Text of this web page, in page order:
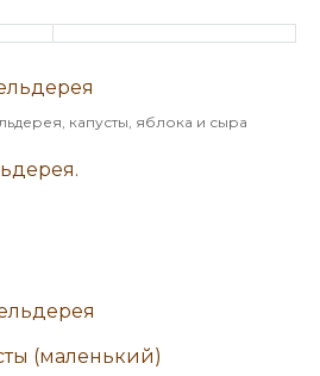
капусты, яблока и сыра
(маленький)